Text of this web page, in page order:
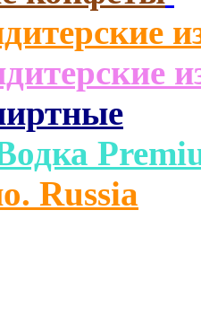
Russia